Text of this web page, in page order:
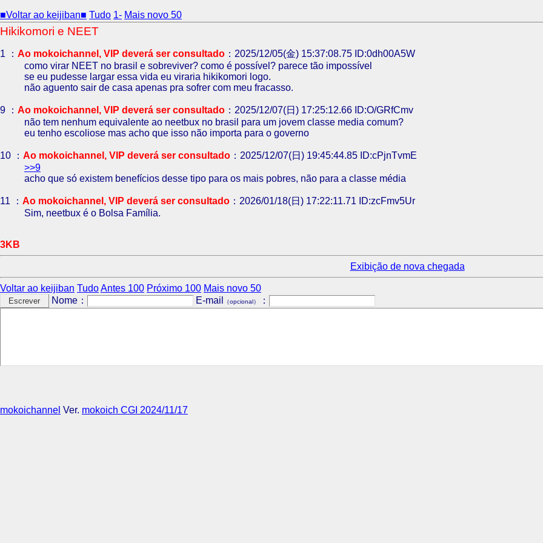
■Voltar ao keijiban■ Tudo 1- Mais novo 50
Hikikomori e NEET
1 ： Ao mokoichannel, VIP deverá ser consultado ：2025/12/05(金) 15:37:08.75 ID:0dh00A5W
como virar NEET no brasil e sobreviver? como é possível? parece tão impossível
se eu pudesse largar essa vida eu viraria hikikomori logo.
não aguento sair de casa apenas pra sofrer com meu fracasso.
9 ： Ao mokoichannel, VIP deverá ser consultado ：2025/12/07(日) 17:25:12.66 ID:O/GRfCmv
não tem nenhum equivalente ao neetbux no brasil para um jovem classe media comum?
eu tenho escoliose mas acho que isso não importa para o governo
10 ： Ao mokoichannel, VIP deverá ser consultado ：2025/12/07(日) 19:45:44.85 ID:cPjnTvmE
>>9
acho que só existem benefícios desse tipo para os mais pobres, não para a classe média
11 ： Ao mokoichannel, VIP deverá ser consultado ：2026/01/18(日) 17:22:11.71 ID:zcFmv5Ur
Sim, neetbux é o Bolsa Família.
3KB
Exibição de nova chegada
Voltar ao keijiban TudoAntes 100 Próximo 100 Mais novo 50
Nome：
E-mail （opcional） ：
mokoichannel Ver. mokoich CGI 2024/11/17